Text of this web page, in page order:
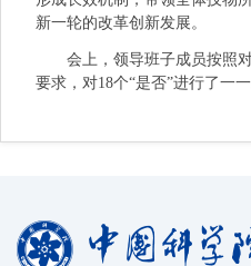
新一轮的改革创新发展。
会上，领导班子成员按照
要求，对18个“是否”进行了一